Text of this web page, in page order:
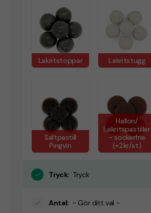
Lakritstoppar Lakritstugg
Saltpastill
Pingvin
Hallon/
Lakritspastiller
- sockerfria
(+2kr/st)
Tryck: Tryck
Antal: - Gör ditt val -